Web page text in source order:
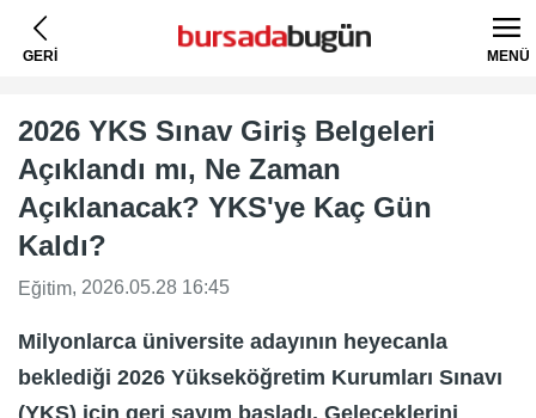
GERİ MENÜ
2026 YKS Sınav Giriş Belgeleri
Açıklandı mı, Ne Zaman
Açıklanacak? YKS'ye Kaç Gün
Kaldı?
Eğitim, 2026.05.28 16:45
Milyonlarca üniversite adayının heyecanla
beklediği 2026 Yükseköğretim Kurumları Sınavı
(YKS) için geri sayım başladı. Geleceklerini